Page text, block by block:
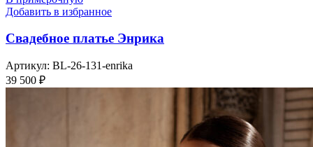
Добавить в избранное
Свадебное платье Энрика
Артикул: BL-26-131-enrika
39 500 ₽